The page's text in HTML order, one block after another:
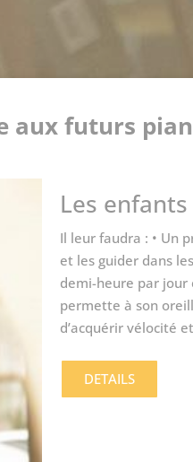
aux futurs
Les enfants
Il leur faudra : • Un
et les guider dans
demi-heure par jour
permette à son
d’acquérir vélocité
DETAILS